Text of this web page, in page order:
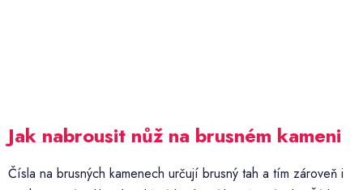
Jak nabrousit nůž na brusném kameni
Čísla na brusných kamenech určují brusný tah a tím zároveň i